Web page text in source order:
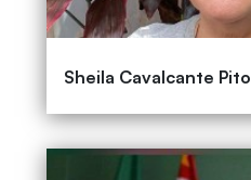
Sheila Cavalcante